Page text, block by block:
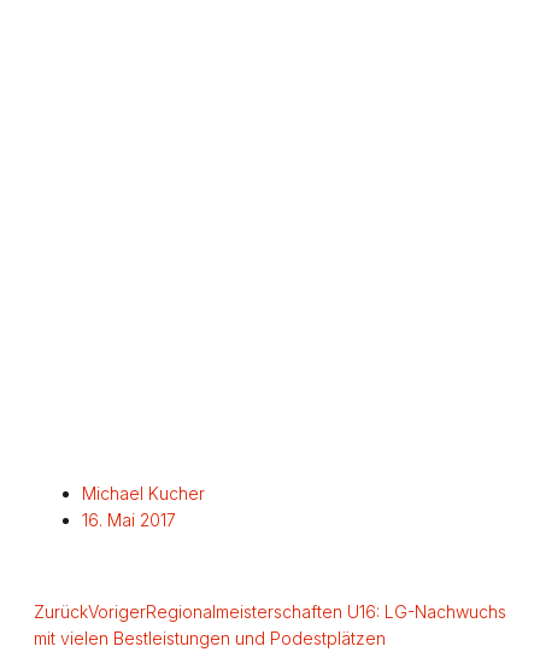
Michael Kucher
16. Mai 2017
ZurückVorigerRegionalmeisterschaften U16: LG-Nachwuchs
mit vielen Bestleistungen und Podestplätzen